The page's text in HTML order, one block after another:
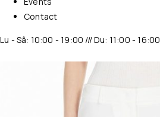
Contact
Lu - Sâ: 10:00 - 19:00 /// Du: 11:00 - 16:00